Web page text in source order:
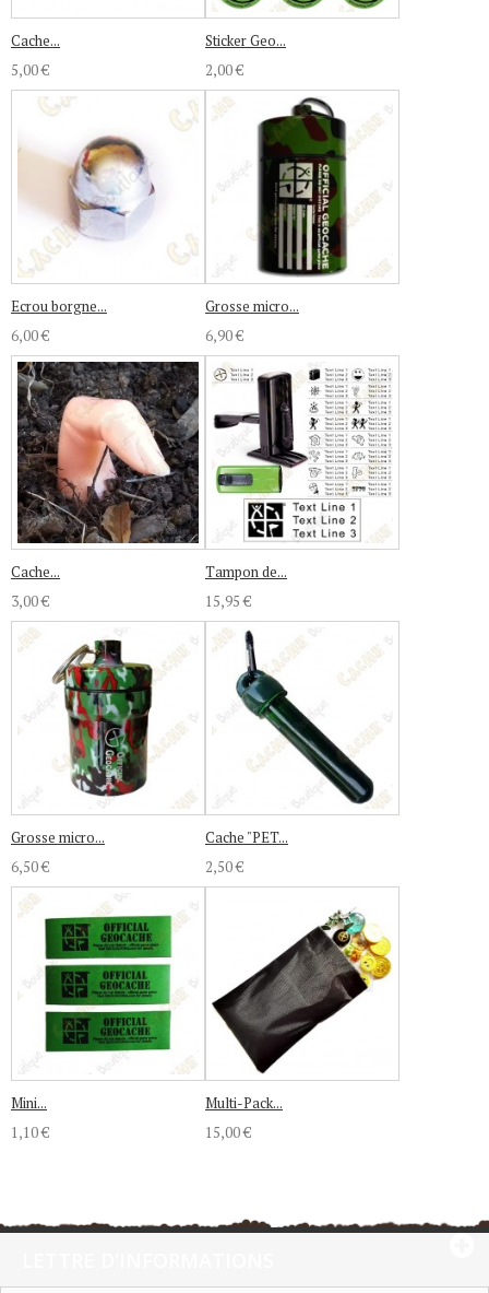
Cache...
5,00 €
Sticker Geo...
2,00 €
Ecrou borgne...
6,00 €
Grosse micro...
6,90 €
Cache...
3,00 €
Tampon de...
15,95 €
Grosse micro...
6,50 €
Cache "PET...
2,50 €
Mini...
1,10 €
Multi-Pack...
15,00 €